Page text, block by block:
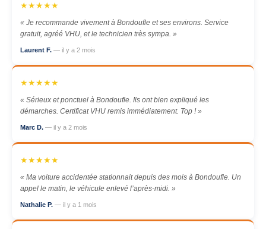
★★★★★
« Je recommande vivement à Bondoufle et ses environs. Service
gratuit, agréé VHU, et le technicien très sympa. »
Laurent F. — il y a 2 mois
★★★★★
« Sérieux et ponctuel à Bondoufle. Ils ont bien expliqué les
démarches. Certificat VHU remis immédiatement. Top ! »
Marc D. — il y a 2 mois
★★★★★
« Ma voiture accidentée stationnait depuis des mois à Bondoufle. Un
appel le matin, le véhicule enlevé l’après-midi. »
Nathalie P. — il y a 1 mois